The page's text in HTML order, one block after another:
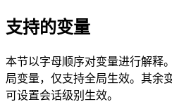
支持的变量
本节以字母顺序对变量进行解释
局变量，仅支持全局生效。其余
可设置会话级别生效。